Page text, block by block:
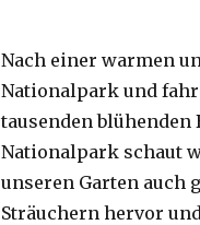
Nach einer warmen
Nationalpark und
tausenden blühenden
Nationalpark schaut
unseren Garten auch
Sträuchern hervor